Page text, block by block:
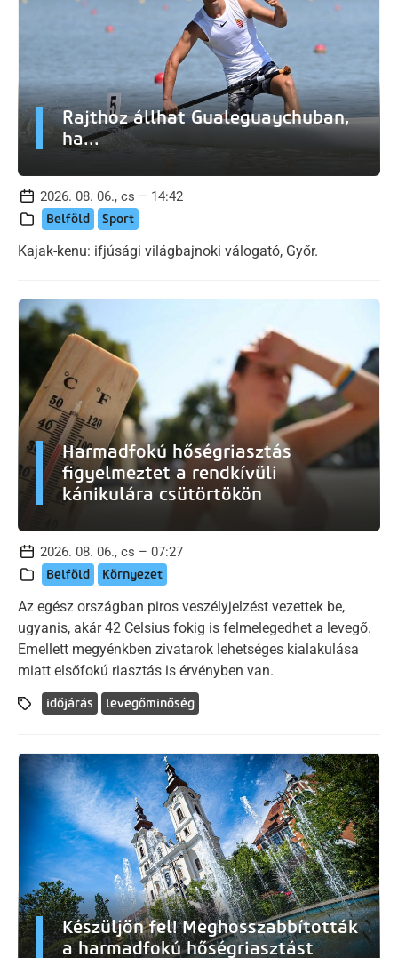
Rajthoz állhat Gualeguaychuban,
ha...
2026. 08. 06., cs – 14:42
Belföld Sport
Kajak-kenu: ifjúsági világbajnoki válogató, Győr.
Harmadfokú hőségriasztás
figyelmeztet a rendkívüli
kánikulára csütörtökön
2026. 08. 06., cs – 07:27
Belföld Környezet
Az egész országban piros veszélyjelzést vezettek be,
ugyanis, akár 42 Celsius fokig is felmelegedhet a levegő.
Emellett megyénkben zivatarok lehetséges kialakulása
miatt elsőfokú riasztás is érvényben van.
időjárás levegőminőség
Készüljön fel! Meghosszabbították
a harmadfokú hőségriasztást